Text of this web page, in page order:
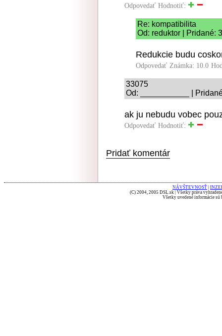
Odpovedať Hodnotiť:
Re: kompatibilita
Od: reduktor | Pridané:
Redukcie budu
Odpovedať Známka: 10.0
33075
Od: ___________ |
ak ju nebudu vobec
Odpovedať Hodnotiť:
Pridať komentár
NÁVŠTEVNOSŤ
(C) 2004, 2005 DSL.sk | Všetky práva
Všetky uvedené informácie sú